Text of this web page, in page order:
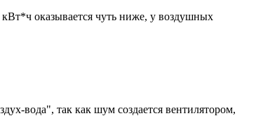
кВт*ч оказывается чуть ниже, у воздушных
вода", так как шум создается вентилятором,